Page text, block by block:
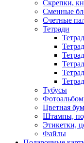
Скрепки,
Сменные
Счетные
Тетради
Тубусы
Цветная
Штампы,
Этикетки,
Файлы